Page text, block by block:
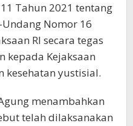
Tahun 2021 tentang
Nomor 16
RI secara tegas
kepada Kejaksaan
kesehatan yustisial.
menambahkan
telah dilaksanakan